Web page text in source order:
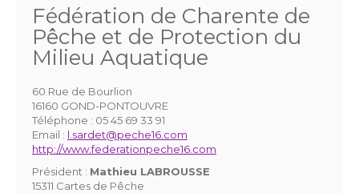
Fédération de Charente de
Pêche et de Protection du
Milieu Aquatique
60 Rue de Bourlion
16160 GOND-PONTOUVRE
Téléphone : 05 45 69 33 91
Email : l.sardet@peche16.com
http://www.federationpeche16.com
Président : Mathieu LABROUSSE
15311 Cartes de Pêche